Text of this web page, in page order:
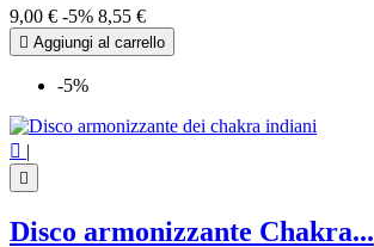
9,00 € -5% 8,55 €
 Aggiungi al carrello
-5%
 |

Disco armonizzante Chakra...